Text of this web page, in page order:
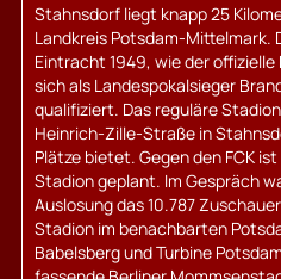
Stahnsdorf liegt knapp 25
Landkreis Potsdam-Mittelmark.
Eintracht 1949, wie der
sich als Landespokalsieger
qualifiziert. Das reguläre
Heinrich-Zille-Straße in
Plätze bietet. Gegen den FCK
Stadion geplant. Im Gespräch
Auslosung das 10.787
Stadion im benachbarten
Babelsberg und Turbine